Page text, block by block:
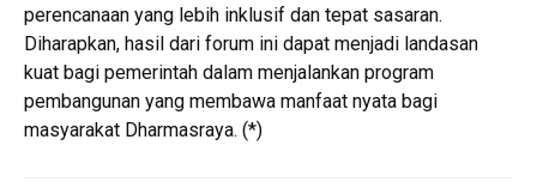
perencanaan yang lebih inklusif dan tepat sasaran.
Diharapkan, hasil dari forum ini dapat menjadi landasan
kuat bagi pemerintah dalam menjalankan program
pembangunan yang membawa manfaat nyata bagi
masyarakat Dharmasraya. (*)